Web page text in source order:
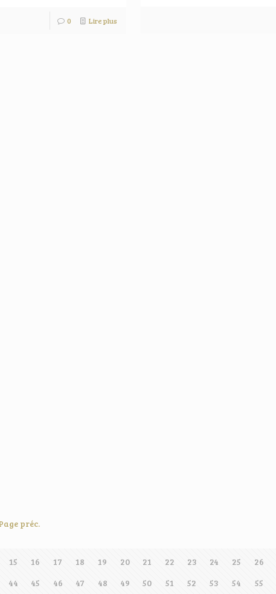
0 Lire plus
préc.
15 16 17 18 19 20 21 22 23 24 25 26
44 45 46 47 48 49 50 51 52 53 54 55